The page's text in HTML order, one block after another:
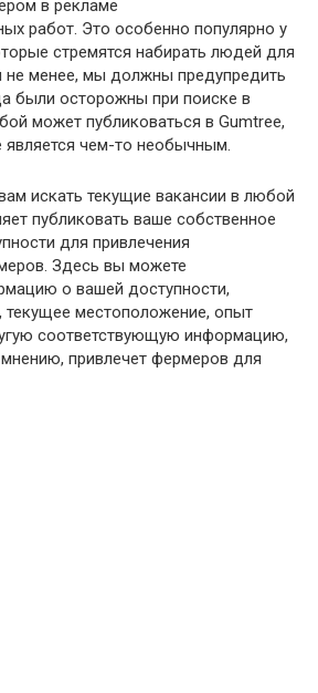
в рекламе
работ. Это особенно популярно у
стремятся набирать людей для
менее, мы должны предупредить
были осторожны при поиске в
может публиковаться в Gumtree,
является чем-то необычным.
искать текущие вакансии в любой
публиковать ваше собственное
для привлечения
Здесь вы можете
о вашей доступности,
текущее местоположение, опыт
соответствующую информацию,
привлечет фермеров для